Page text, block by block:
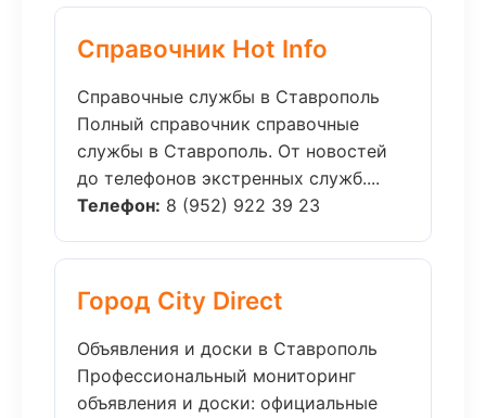
Справочник Hot Info
Справочные службы в Ставрополь
Полный справочник справочные
службы в Ставрополь. От новостей
до телефонов экстренных служб....
Телефон: 8 (952) 922 39 23
Город City Direct
Объявления и доски в Ставрополь
Профессиональный мониторинг
объявления и доски: официальные